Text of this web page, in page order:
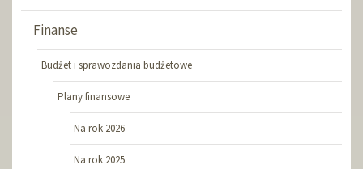
Finanse
Budżet i sprawozdania budżetowe
Plany finansowe
Na rok 2026
Na rok 2025